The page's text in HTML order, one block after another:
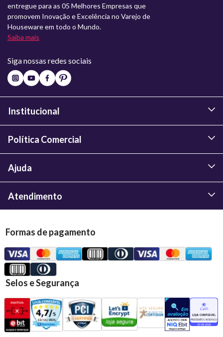
entregue para as 05 Melhores Empresas que
promovem Inovação e Excelência no Varejo de
Houseware em todo o Mundo.
Saiba mais
Siga nossas redes sociais
Institucional
Política Comercial
Ajuda
Atendimento
Formas de pagamento
Selos e Segurança